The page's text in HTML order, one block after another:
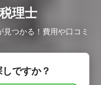
理士
つかる！費用や口コミ
ですか？